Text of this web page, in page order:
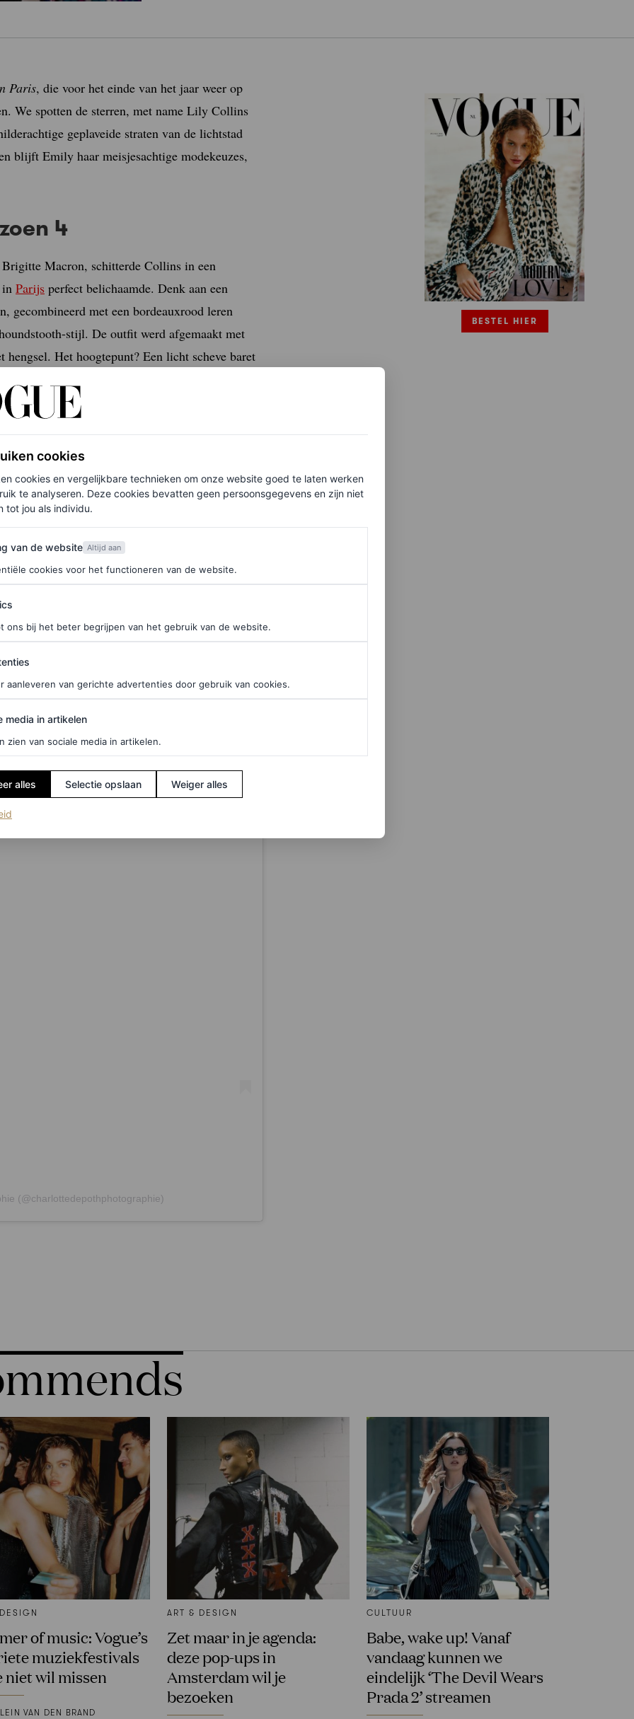
Paris, die voor het einde van het jaar weer op
We spotten de sterren, met name Lily Collins
geplaveide straten van de lichtstad
blijft Emily haar meisjesachtige modekeuzes,
4
Macron, schitterde Collins in een
in Parijs perfect belichaamde. Denk aan een
gecombineerd met een bordeauxrood leren
stijl. De outfit werd afgemaakt met
hengsel. Het hoogtepunt? Een licht scheve baret
hier in voor de Vogue-nieuwsbrief.
tv-serie blijft voor alsnog uit. Maar de
looks van Collins stijgt. Wordt het
van Valentino in delicate pasteltinten?Love it
we tot nu toe weten over de aankomende
lees je hier.
(@charlottedepothphotographie)
BESTEL HIER
of music: Vogue’s
muziekfestivals
niet wil missen
VAN DEN BRAND
ART & DESIGN
Zet maar in je agenda:
deze pop-ups in
Amsterdam wil je
bezoeken
CULTUUR
Babe, wake up! Vanaf
vandaag kunnen we
eindelijk ‘The Devil Wears
Prada 2’ streamen
cookies
cookies en vergelijkbare technieken om onze website goed te laten werken
te analyseren. Deze cookies bevatten geen persoonsgegevens en zijn niet
tot jou als individu.
de website
van de website Altijd aan
cookies voor het functioneren van de website.
ons bij het beter begrijpen van het gebruik van de website.
aanleveren van gerichte advertenties door gebruik van cookies.
in artikelen
media in artikelen
zien van sociale media in artikelen.
alles Selectie opslaan Weiger alles